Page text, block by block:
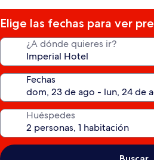
estrellas
Elige las fechas para ver
¿A dónde quieres ir?
Fechas
Huéspedes